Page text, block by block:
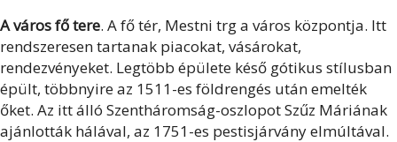
A város fő tere. A fő tér, Mestni trg a város központja. Itt
rendszeresen tartanak piacokat, vásárokat,
rendezvényeket. Legtöbb épülete késő gótikus stílusban
épült, többnyire az 1511-es földrengés után emelték
őket. Az itt álló Szentháromság-oszlopot Szűz Máriának
ajánlották hálával, az 1751-es pestisjárvány elmúltával.